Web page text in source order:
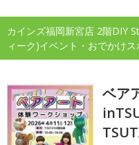
カインズ福岡新宮店 2階DIY
ィーク)イベント・おでかけス
ベア